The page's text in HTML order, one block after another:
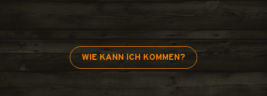
WIE KANN ICH KOMMEN?